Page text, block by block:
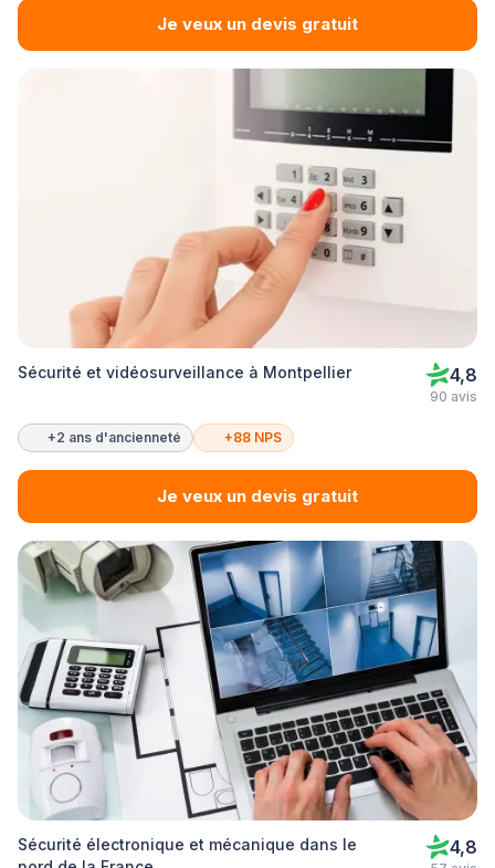
Je veux un devis gratuit
Sécurité et vidéosurveillance à Montpellier 4,8
90 avis
+2 ans d'ancienneté +88 NPS
Je veux un devis gratuit
Sécurité électronique et mécanique dans le
4,8